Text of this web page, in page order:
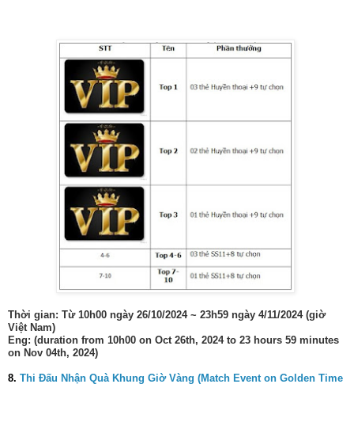
Thời gian: Từ 10h00 ngày 26/10/2024 ~ 23h59 ngày 4/11/2024 (giờ
Việt Nam)
Eng: (duration from 10h00 on Oct 26th, 2024 to 23 hours 59 minutes
on Nov 04th, 2024)
8. Thi Đấu Nhận Quà Khung Giờ Vàng (Match Event on Golden Time